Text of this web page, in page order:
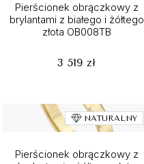
Pierścionek obrączkowy z
brylantami z białego i żółtego
złota OB008TB
3 519 zł
NATURALNY
Pierścionek obrączkowy z